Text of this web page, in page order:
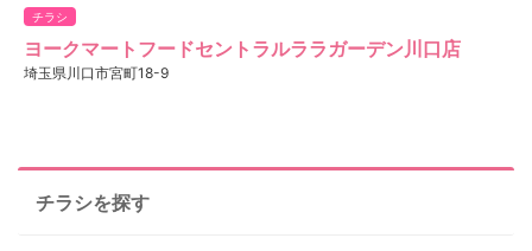
チラシ
ヨークマートフードセントラルララガーデン川口店
埼玉県川口市宮町18-9
チラシを探す